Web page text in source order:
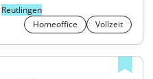
Reutlingen
Homeoffice
Vollzeit